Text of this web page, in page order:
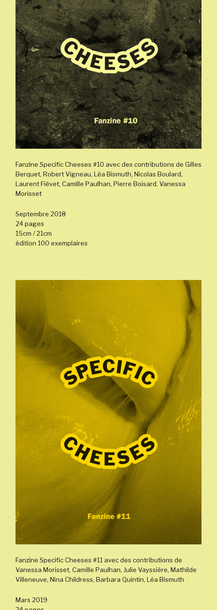
Fanzine Specific Cheeses #10 avec des contributions de Gilles
Berquet, Robert Vigneau, Léa Bismuth, Nicolas Boulard,
Laurent Fiévet, Camille Paulhan, Pierre Boisard, Vanessa
Morisset
Septembre 2018
24 pages
15cm / 21cm
édition 100 exemplaires
Fanzine Specific Cheeses #11 avec des contributions de
Vanessa Morisset, Camille Paulhan, Julie Vayssière, Mathilde
Villeneuve, Nina Childress, Barbara Quintin, Léa Bismuth
Mars 2019